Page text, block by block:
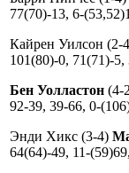
77(70)-13, 6-
Кайрен Уилсон (2-
101(80)-0, 71(71)-
Бен Уолластон (4-
92-39, 39-66, 0-
Энди Хикс (3-4)
64(64)-49, 11-